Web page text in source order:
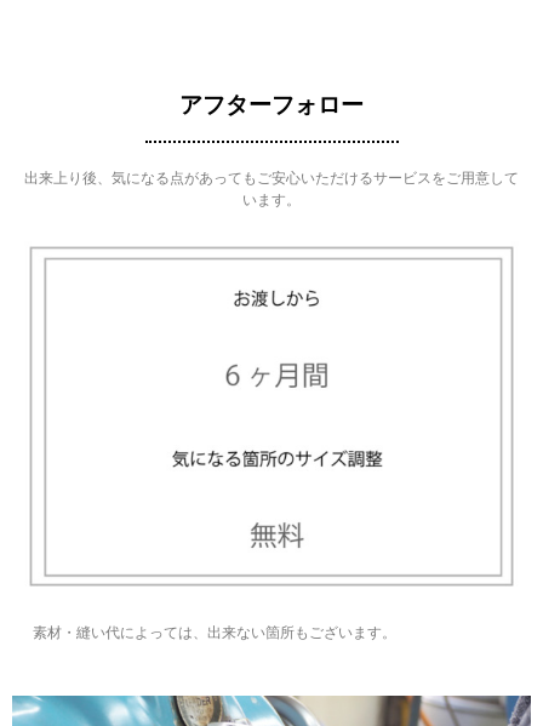
アフターフォロー
出来上り後、気になる点があってもご安心いただけるサービスをご用意して
います。
素材・縫い代によっては、出来ない箇所もございます。